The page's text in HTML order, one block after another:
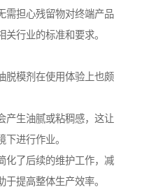
需担心残留物对终端产品
行业的标准和要求。
脱模剂在使用体验上也颇
产生油腻或粘稠感，这让
进行作业。
化了后续的维护工作，减
提高整体生产效率。